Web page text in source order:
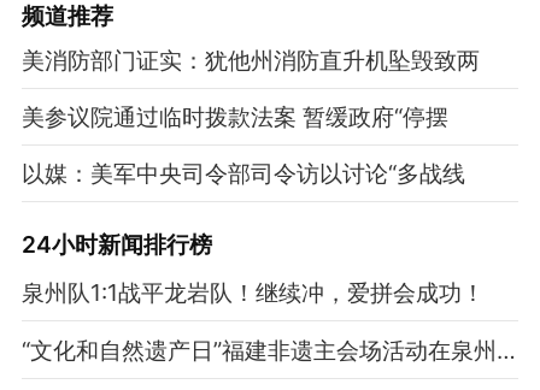
频道推荐
美消防部门证实：犹他州消防直升机坠毁致两
美参议院通过临时拨款法案 暂缓政府“停摆
以媒：美军中央司令部司令访以讨论“多战线
24小时新闻排行榜
泉州队1:1战平龙岩队！继续冲，爱拼会成功！
“文化和自然遗产日”福建非遗主会场活动在泉州启动